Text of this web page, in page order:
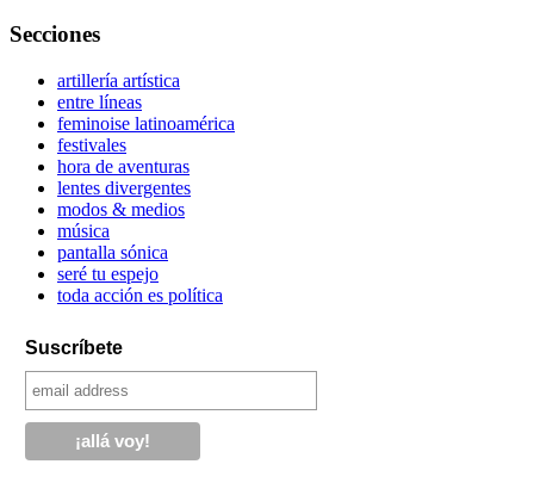
Secciones
artillería artística
entre líneas
feminoise latinoamérica
festivales
hora de aventuras
lentes divergentes
modos & medios
música
pantalla sónica
seré tu espejo
toda acción es política
Suscríbete